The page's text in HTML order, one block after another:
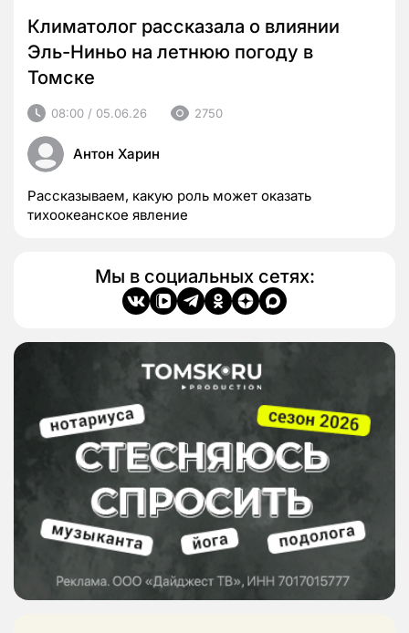
Климатолог рассказала о влиянии
Эль-Ниньо на летнюю погоду в
Томске
08:00 / 05.06.26 2750
Антон Харин
Рассказываем, какую роль может оказать
тихоокеанское явление
Мы в социальных сетях: